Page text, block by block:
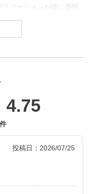
デーションが瞳に透明
ラーレンズもラインナ
迎えるにあたり、新イメ
ェウォン）さんが就任
4.75
投稿日：2026/07/25